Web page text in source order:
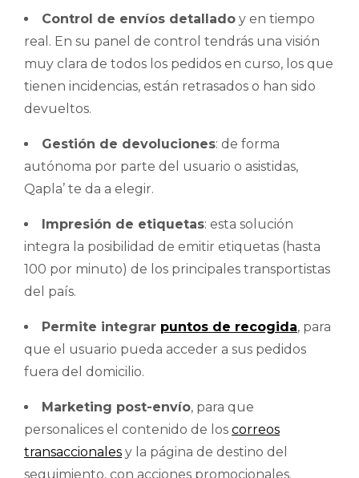
Control de envíos detallado y en tiempo
real. En su panel de control tendrás una visión
muy clara de todos los pedidos en curso, los que
tienen incidencias, están retrasados o han sido
devueltos.
Gestión de devoluciones: de forma
autónoma por parte del usuario o asistidas,
Qapla’ te da a elegir.
Impresión de etiquetas: esta solución
integra la posibilidad de emitir etiquetas (hasta
100 por minuto) de los principales transportistas
del país.
Permite integrar puntos de recogida, para
que el usuario pueda acceder a sus pedidos
fuera del domicilio.
Marketing post-envío, para que
personalices el contenido de los correos
transaccionales y la página de destino del
seguimiento, con acciones promocionales.